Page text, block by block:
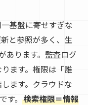
基盤に寄せすぎな
と参照が多く、生
あります。監査ログ
ます。権限は「誰
ます。クラウドな
す。 検索権限＝情報